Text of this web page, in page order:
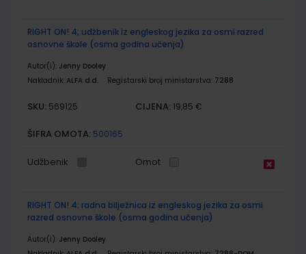
RIGHT ON! 4; udžbenik iz engleskog jezika za osmi razred
osnovne škole (osma godina učenja)
Autor(i): Jenny Dooley
Nakladnik: ALFA d.d. Registarski broj ministarstva: 7288
SKU: 569125 CIJENA: 19,85 €
ŠIFRA OMOTA: 500165
Udžbenik Omot
RIGHT ON! 4; radna bilježnica iz engleskog jezika za osmi
razred osnovne škole (osma godina učenja)
Autor(i): Jenny Dooley